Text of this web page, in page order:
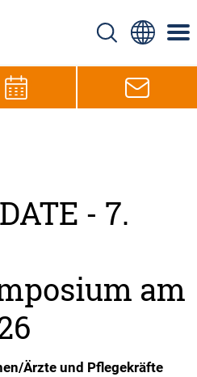
- 7.
am
Ärzte und Pflegekräfte